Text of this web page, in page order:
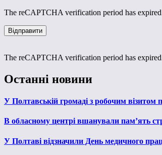
The reCAPTCHA verification period has
The reCAPTCHA verification period has
Останні новини
У Полтавській громаді з робочим
В обласному центрі вшанували пам’ять
У Полтаві відзначили День медичного